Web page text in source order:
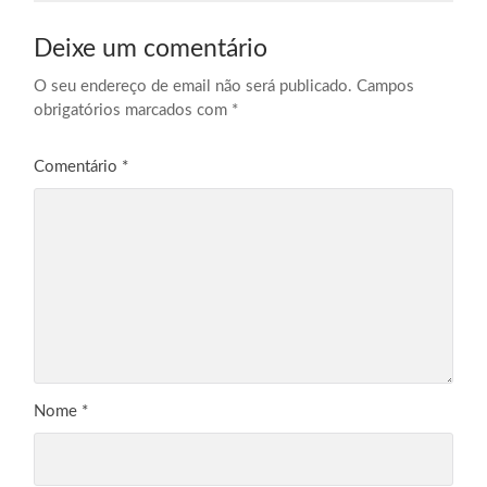
Deixe um comentário
O seu endereço de email não será publicado. Campos
obrigatórios marcados com *
Comentário *
Nome *